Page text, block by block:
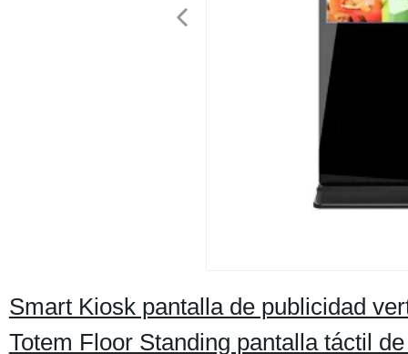
Smart Kiosk pantalla de publicidad
Totem Floor Standing pantalla táctil